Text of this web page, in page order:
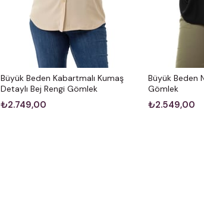
Büyük Beden Kabartmalı Kumaş
Detaylı Bej Rengi Gömlek
₺2.749,00
Büyük Beden
Gömlek
₺2.549,00